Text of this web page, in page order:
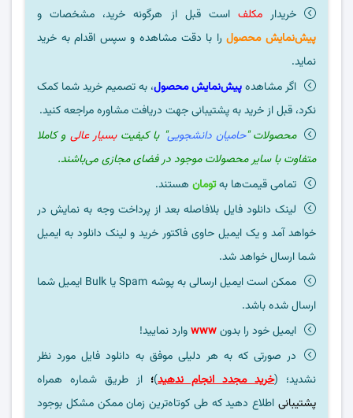
خریدارمکلف است قبل از هرگونه خرید، مشخصات و
پیش‌نمایش محصولرا با دقت مشاهده و سپس اقدام به خرید
نماید.
اگر مشاهدهپیش‌نمایش محصول، به تصمیم خرید شما کمک
نکرد، قبل از خرید به پشتیبانی جهت دریافت مشاوره مراجعه کنید.
محصولات "حامیان دانشجویی" با کیفیت بسیار عالی و کاملا
متفاوت با سایر محصولات موجود در فضای مجازی می‌باشند.
تمامی قیمت‌ها بهتومان هستند.
لینک دانلود فایل بلافاصله بعد از پرداخت وجه به نمایش در
خواهد آمد و یک ایمیل حاوی فاکتور خرید و لینک دانلود به ایمیل
شما ارسال خواهد شد.
ممکن است ایمیل ارسالی به پوشه Spam یا Bulk ایمیل شما
ارسال شده باشد.
ایمیل خود را بدونwwwوارد نمایید!
در صورتی که به هر دلیلی موفق به دانلود فایل مورد نظر
نشدید؛ (خرید مجدد انجام ندهید)؛ از طریق شماره همراه
پشتیبانی اطلاع دهید که طی کوتاه‌ترین زمان ممکن مشکل بوجود